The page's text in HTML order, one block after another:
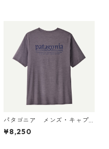
パタゴニア メンズ・キャプ
リーン・クール・デイリー・
シャツ（ハット・トリッパ
¥8,250